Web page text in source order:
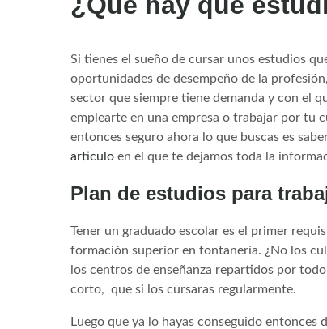
Si tienes el sueño de cursar unos estudios
oportunidades de desempeño de la
sector que siempre tiene demanda y con el
emplearte en una empresa o trabajar por tu
entonces seguro ahora lo que buscas es
articulo en el que te dejamos toda la
Plan de estudios para
Tener un graduado escolar es el primer
formación superior en fontanería. ¿No los
los centros de enseñanza repartidos por
corto, que si los cursaras regularmente.
Luego que ya lo hayas conseguido